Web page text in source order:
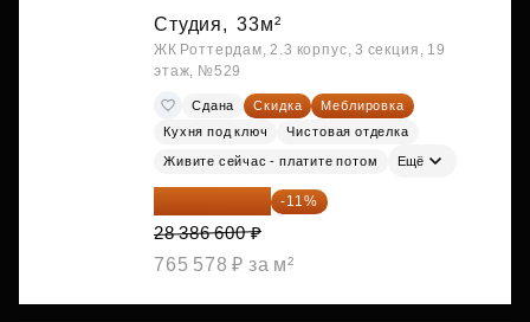
Студия, 33м²
ЖК Роттердам, 2.3 корпус, 3 секция, 19
этаж, №529
Сдана Скидка
Меблировка
Кухня под ключ
Чистовая отделка
Живите сейчас - платите потом Ещё
25 264 074 ₽ -11%
28 386 600 ₽
765 578 ₽ за м²